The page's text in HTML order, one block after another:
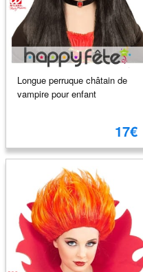
Longue perruque châtain de
vampire pour enfant
17€